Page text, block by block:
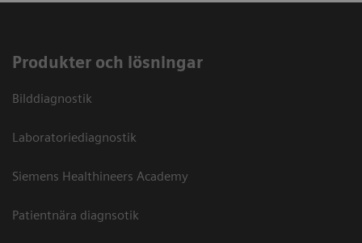
Produkter och lösningar
Bilddiagnostik
Laboratoriediagnostik
Siemens Healthineers Academy
Patientnära diagnsotik